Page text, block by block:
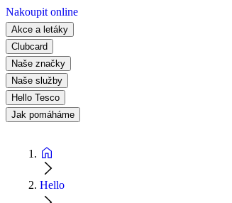
Nakoupit online
Akce a letáky
Clubcard
Naše značky
Naše služby
Hello Tesco
Jak pomáháme
Hello